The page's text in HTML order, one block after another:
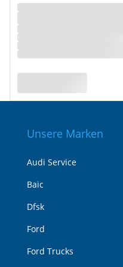
Unsere Marken
Audi Service
Baic
Dfsk
Ford
Ford Trucks